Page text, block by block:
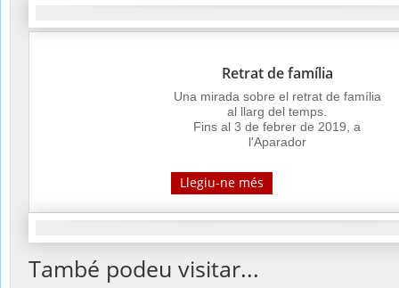
Retrat de família
Una mirada sobre el retrat de família
al llarg del temps.
Fins al 3 de febrer de 2019, a
l'Aparador
Llegiu-ne més
També podeu visitar...